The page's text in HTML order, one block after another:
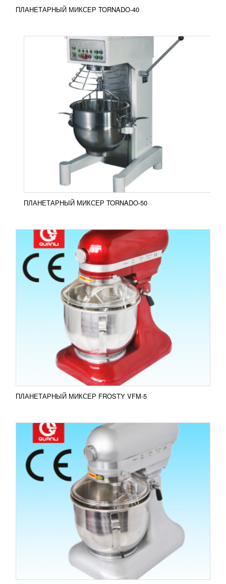
ПЛАНЕТАРНЫЙ МИКСЕР TORNADO-40
ПЛАНЕТАРНЫЙ МИКСЕР TORNADO-50
ПЛАНЕТАРНЫЙ МИКСЕР FROSTY VFM-5
10 241RUB
Миксер FROSTY VFM-5 используется для замеса
жидкого теста, приготовления кондитерских
кремов, перемешивания фарша, приготовления
соусов и майонезов....
ПОДРОБНЕЕ
Добавить в сравнение
ПЛАНЕТАРНЫЙ МИКСЕР FROSTY VFM-5
ПЛАНЕТАРНЫЙ МИКСЕР FROSTY VFM-8
RUB
Миксер FROSTY VFM-8 используется для замеса
жидкого теста, приготовления кондитерских
кремов, перемешивания фарша, приготовления
ПОДРОБНЕЕ
Добавить в сравнение
ПЛАНЕТАРНЫЙ МИКСЕР FROSTY VFM-10
RUB
Миксер FROSTY VFM-10 используется для замеса
жидкого теста, приготовления кондитерских
кремов, перемешивания фарша, приготовления
соусов и майонезов...
ПОДРОБНЕЕ
Добавить в сравнение